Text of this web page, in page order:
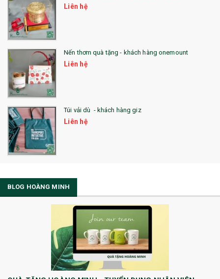
Liên hệ
Nến thơm quà tặng - khách hàng onemount
Liên hệ
Túi vải dù - khách hàng giz
Liên hệ
BLOG HOÀNG MINH